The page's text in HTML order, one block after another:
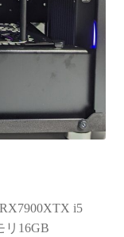
i5
リ16GB